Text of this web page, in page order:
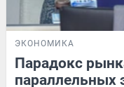
ЭКОНОМИКА
Парадокс
параллельных